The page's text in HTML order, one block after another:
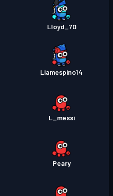
Lloyd_70
Liamespino14
L_messi
Peary